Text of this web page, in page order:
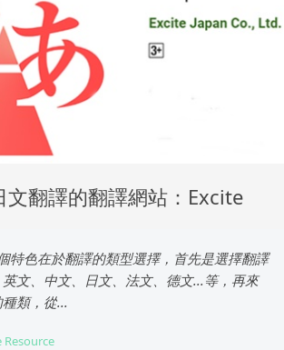
文翻譯的翻譯網站：Excite
特色在於翻譯的類型選擇，首先是選擇翻譯
文、中文、日文、法文、德文...等，再來
類，從...
Resource